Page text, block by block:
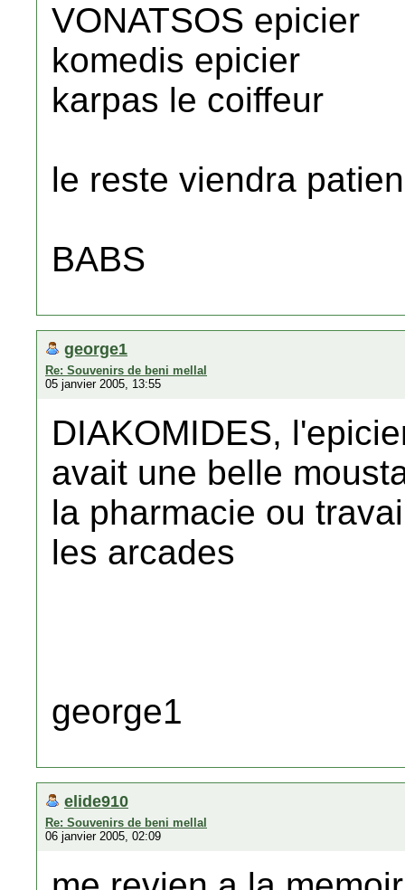
VONATSOS epicier
komedis epicier
karpas le coiffeur
le reste viendra
BABS
george1
Re: Souvenirs de beni mellal
05 janvier 2005, 13:55
DIAKOMIDES,
avait une belle
la pharmacie ou
les arcades
george1
elide910
Re: Souvenirs de beni mellal
06 janvier 2005, 02:09